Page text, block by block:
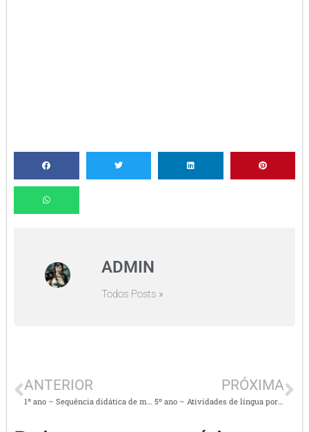
ADMIN
Todos Posts »
ANTERIOR PRÓXIMA
5º ano – Atividades de língua portuguesa e matemática